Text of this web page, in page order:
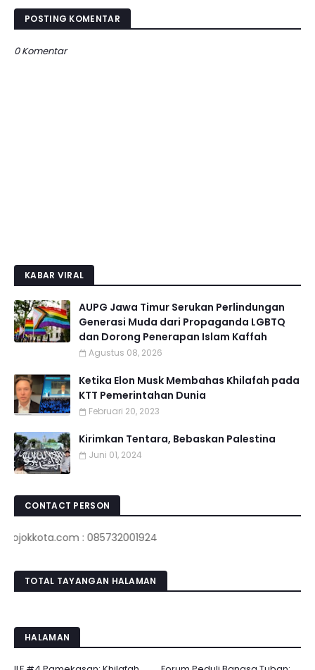
POSTING KOMENTAR
0 Komentar
KABAR VIRAL
AUPG Jawa Timur Serukan Perlindungan
Generasi Muda dari Propaganda LGBTQ
dan Dorong Penerapan Islam Kaffah
Agustus 08, 2026
Ketika Elon Musk Membahas Khilafah pada
KTT Pemerintahan Dunia
Februari 20, 2023
Kirimkan Tentara, Bebaskan Palestina
Juni 01, 2024
CONTACT PERSON
: 085732001924
TOTAL TAYANGAN HALAMAN
HALAMAN